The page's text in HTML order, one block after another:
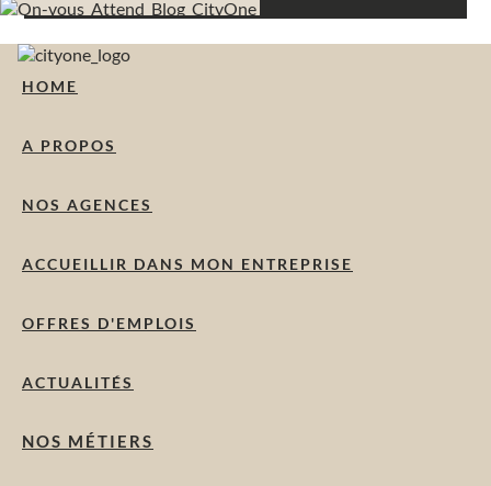
HOME
A PROPOS
NOS AGENCES
ACCUEILLIR DANS MON ENTREPRISE
OFFRES D'EMPLOIS
ACTUALITÉS
NOS MÉTIERS